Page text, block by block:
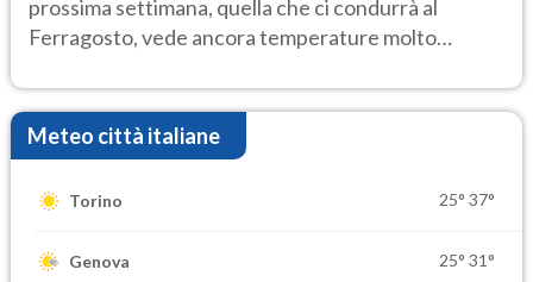
prossima settimana, quella che ci condurrà al
Ferragosto, vede ancora temperature molto
Meteo città italiane
Torino 25° 37°
Genova 25° 31°